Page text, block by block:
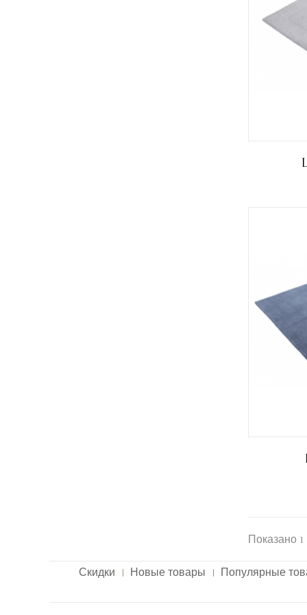
Показано 1
Скидки Новые товары Популярные